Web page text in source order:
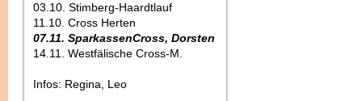
03.10. Stimberg-Haardtlauf
11.10. Cross Herten
07.11. SparkassenCross, Dorsten
14.11. Westfälische Cross-M.
Infos: Regina, Leo